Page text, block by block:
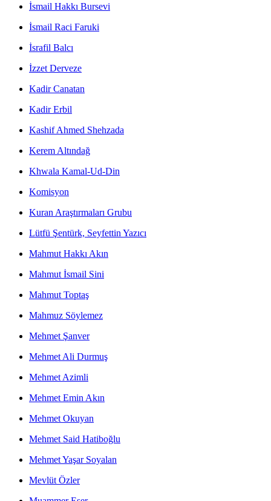
İsmail Hakkı Bursevi
İsmail Raci Faruki
İsrafil Balcı
İzzet Derveze
Kadir Canatan
Kadir Erbil
Kashif Ahmed Shehzada
Kerem Altındağ
Khwala Kamal-Ud-Din
Komisyon
Kuran Araştırmaları Grubu
Lütfü Şentürk, Seyfettin Yazıcı
Mahmut Hakkı Akın
Mahmut İsmail Sini
Mahmut Toptaş
Mahmuz Söylemez
Mehmet Şanver
Mehmet Ali Durmuş
Mehmet Azimli
Mehmet Emin Akın
Mehmet Okuyan
Mehmet Said Hatiboğlu
Mehmet Yaşar Soyalan
Mevlüt Özler